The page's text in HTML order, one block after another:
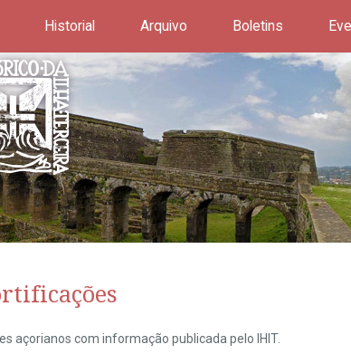
Historial Arquivo Boletins
açorianos com informação publicada pelo IHIT.